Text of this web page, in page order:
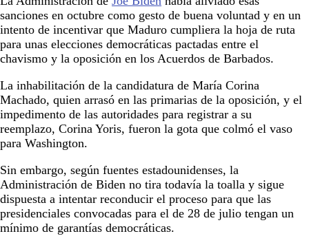
sanciones en octubre como gesto de buena voluntad y en un
intento de incentivar que Maduro cumpliera la hoja de ruta
para unas elecciones democráticas pactadas entre el
chavismo y la oposición en los Acuerdos de Barbados.
La inhabilitación de la candidatura de María Corina
Machado, quien arrasó en las primarias de la oposición, y el
impedimento de las autoridades para registrar a su
reemplazo, Corina Yoris, fueron la gota que colmó el vaso
para Washington.
Sin embargo, según fuentes estadounidenses, la
Administración de Biden no tira todavía la toalla y sigue
dispuesta a intentar reconducir el proceso para que las
presidenciales convocadas para el de 28 de julio tengan un
mínimo de garantías democráticas.